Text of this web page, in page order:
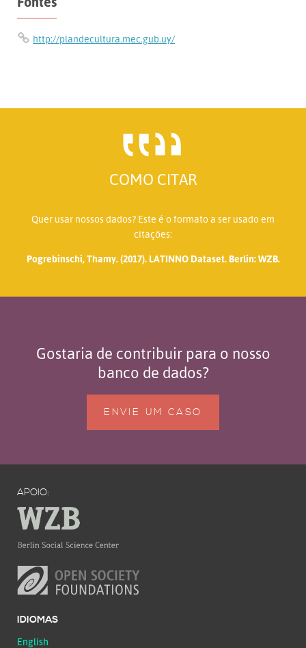
http://plandecultura.mec.gub.uy/
COMO CITAR
Quer usar nossos dados? Este é o formato a ser usado em
citações:
Pogrebinschi, Thamy. (2017). LATINNO Dataset. Berlin: WZB.
Gostaria de contribuir para o nosso
banco de dados?
ENVIE UM CASO
APOIO:
IDIOMAS
English